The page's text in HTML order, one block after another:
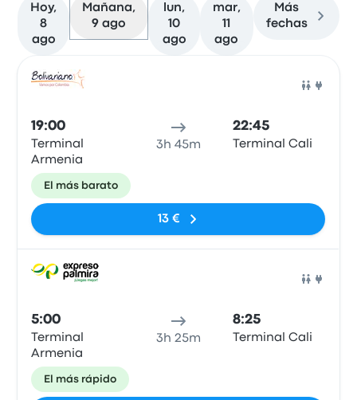
Hoy,
8
ago
Mañana,
9 ago
lun,
10
ago
mar,
11
ago
Más
fechas
19:00
Terminal
Armenia
3h 45m
22:45
Terminal Cali
El más barato
13 €
5:00
Terminal
Armenia
3h 25m
8:25
Terminal Cali
El más rápido